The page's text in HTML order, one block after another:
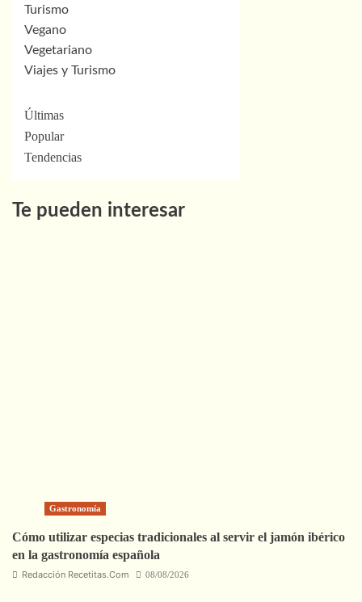
Turismo
Vegano
Vegetariano
Viajes y Turismo
Últimas
Popular
Tendencias
Te pueden interesar
Gastronomía
Cómo utilizar especias tradicionales al servir el jamón ibérico
en la gastronomía española
Redacción Recetitas.Com 08/08/2026